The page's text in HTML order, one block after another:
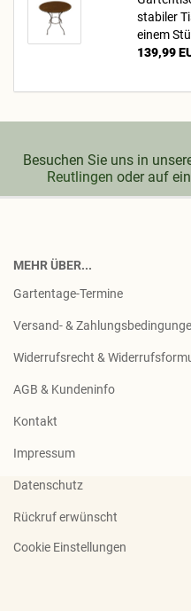
sta­bi­ler
einem
139,99
Besuchen Sie uns in
Reutlingen oder auf
MEHR ÜBER...
Gartentage-Termine
Versand- &
Widerrufsrecht &
AGB & Kundeninfo
Kontakt
Impressum
Datenschutz
Rückruf erwünscht
Cookie Einstellungen